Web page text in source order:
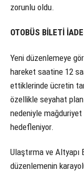
zorunlu oldu.
OTOBÜS BİLETİ
Yeni düzenlemeye
hareket saatine 12
ettiklerinde ücretin
özellikle seyahat
nedeniyle mağduriyet
hedefleniyor.
Ulaştırma ve Altyapı
düzenlemenin